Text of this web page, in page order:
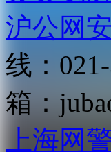
沪公网
线：
箱：
上海网